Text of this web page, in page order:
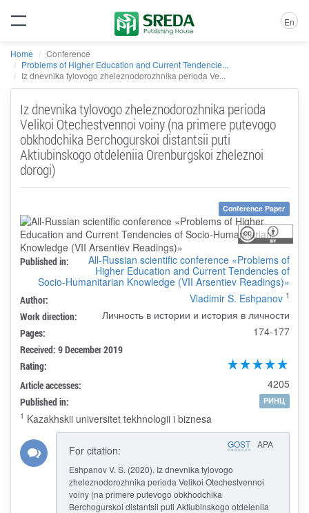
En
Home
Conference
Problems of Higher Education and Current Tendencie...
Iz dnevnika tylovogo zheleznodorozhnika perioda Ve...
Iz dnevnika tylovogo zheleznodorozhnika perioda
Velikoi Otechestvennoi voiny (na primere putevogo
obkhodchika Berchogurskoi distantsii puti
Aktiubinskogo otdeleniia Orenburgskoi zheleznoi
dorogi)
Conference Paper
Published in:
All-Russian scientific conference «Problems of
Higher Education and Current Tendencies of
Socio-Humanitarian Knowledge (VII Arsentiev Readings)»
Author: Vladimir S. Eshpanov 1
Work direction: Личность в истории и история в личности
Pages: 174-177
Received: 9 December 2019
Rating:
Article accesses:
4205
Published in:
РИНЦ
1 Kazakhskii universitet tekhnologii i biznesa
GOST APA
For citation:
Eshpanov V. S. (2020). Iz dnevnika tylovogo
zheleznodorozhnika perioda Velikoi Otechestvennoi
voiny (na primere putevogo obkhodchika
Berchogurskoi distantsii puti Aktiubinskogo otdeleniia